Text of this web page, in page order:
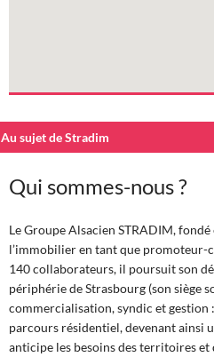
Au sujet de Stradim
Qui sommes-nous ?
Le Groupe Alsacien STRADIM,
l’immobilier en tant que promoteur-
140 collaborateurs, il poursuit son
périphérie de Strasbourg (son siège
commercialisation, syndic et gestion
parcours résidentiel, devenant ainsi
anticipe les besoins des territoires